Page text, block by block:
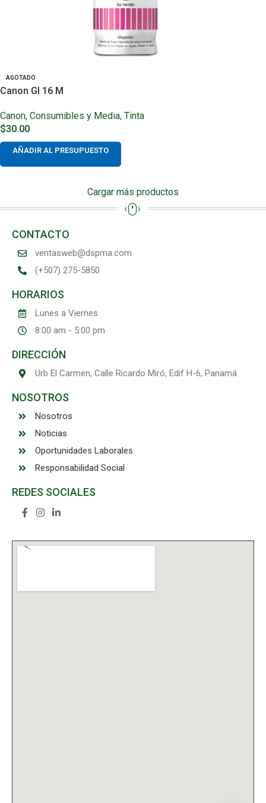
AGOTADO
Canon GI 16 M
Canon, Consumibles y Media, Tinta
$30.00
AÑADIR AL PRESUPUESTO
Cargar más productos
CONTACTO
ventasweb@dspma.com
(+507) 275-5850
HORARIOS
Lunes a Viernes
8:00 am - 5:00 pm
DIRECCIÓN
Urb El Carmen, Calle Ricardo Miró, Edif H-6, Panamá
NOSOTROS
Nosotros
Noticias
Oportunidades Laborales
Responsabilidad Social
REDES SOCIALES